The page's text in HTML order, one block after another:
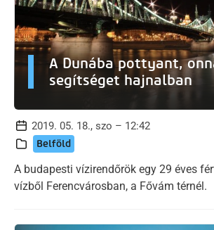
A Dunába pottyant,
segítséget hajnalban
2019. 05. 18., szo – 12:42
Belföld
A budapesti vízirendőrök egy 29 éves
vízből Ferencvárosban, a Fővám térnél.